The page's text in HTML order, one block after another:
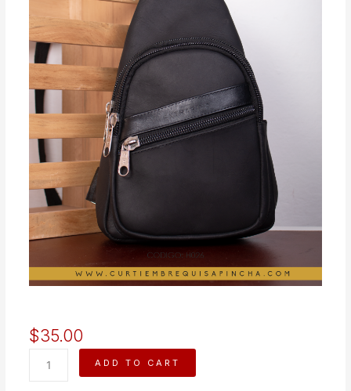
$35.00
ADD TO CART